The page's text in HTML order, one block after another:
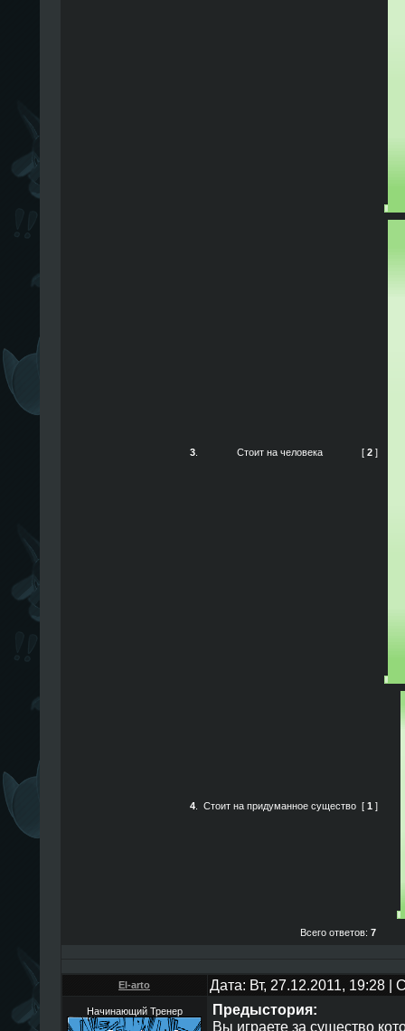
3. Стоит на человека [ 2 ]
4. Стоит на придуманное существо [ 1 ]
Всего ответов: 7
El-arto Дата: Вт, 27.12.2011, 19:28
Начинающий Тренер
Предыстория:
Вы играете за существо